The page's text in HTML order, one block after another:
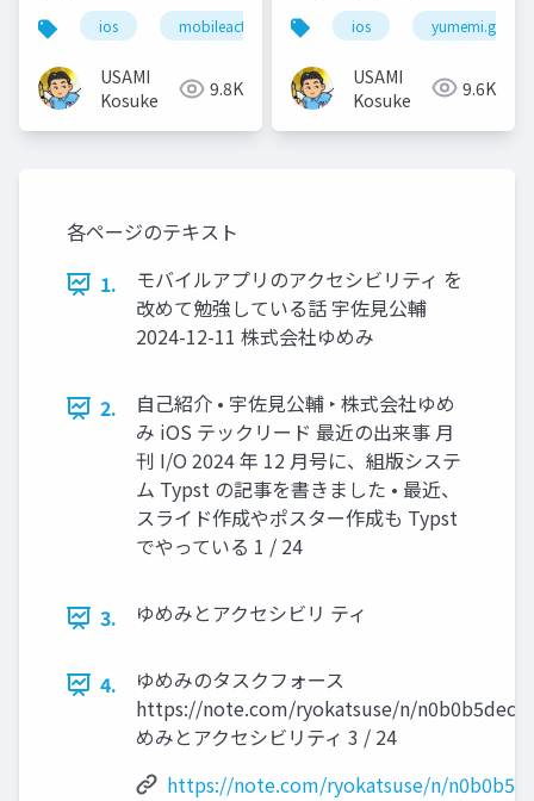
ios mobileact
USAMI
Kosuke
9.8K
ios yumemi.grow
USAMI
Kosuke
9.6K
各ページのテキスト
1.
モバイルアプリのアクセシビリティ を
改めて勉強している話 宇佐見公輔
2024-12-11 株式会社ゆめみ
2.
自己紹介 • 宇佐見公輔 ‣ 株式会社ゆめ
み iOS テックリード 最近の出来事 月
刊 I/O 2024 年 12 月号に、組版システ
ム Typst の記事を書きました • 最近、
スライド作成やポスター作成も Typst
でやっている 1 / 24
3. ゆめみとアクセシビリ ティ
4.
ゆめみのタスクフォース
https://note.com/ryokatsuse/n/
めみとアクセシビリティ 3 / 24
https://note.com/ryokatsuse/n/